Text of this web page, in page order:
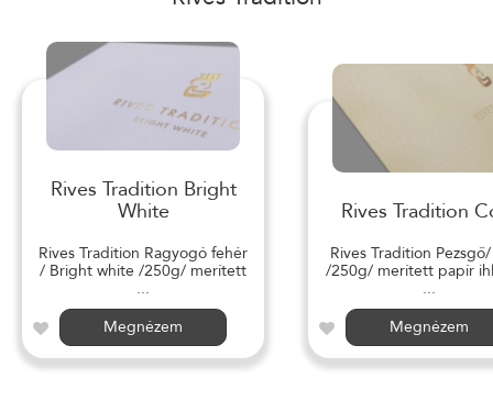
Rives Tradition Bright
White
Rives Tradition Ragyogó fehér
/ Bright white /250g/ merített
...
Megnézem
Rives Tradition
Rives Tradition
/250g/ merített papír
...
Megnézem